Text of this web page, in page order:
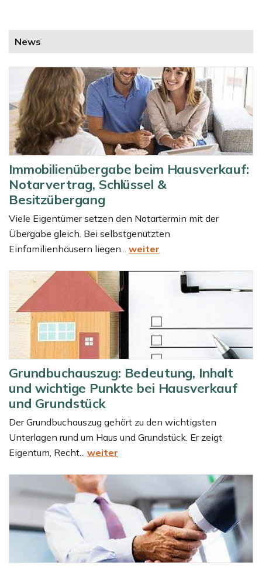
News
Immobilienübergabe beim Hausverkauf:
Notarvertrag, Schlüssel &
Besitzübergang
Viele Eigentümer setzen den Notartermin mit der
Übergabe gleich. Bei selbstgenutzten
Einfamilienhäusern liegen... weiter
Grundbuchauszug: Bedeutung, Inhalt
und wichtige Punkte bei Hausverkauf
und Grundstück
Der Grundbuchauszug gehört zu den wichtigsten
Unterlagen rund um Haus und Grundstück. Er zeigt
Eigentum, Recht... weiter